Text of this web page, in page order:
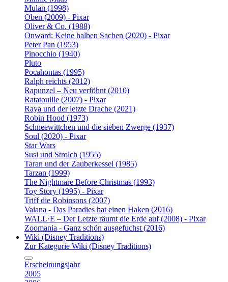
Mulan (1998)
Oben (2009) - Pixar
Oliver & Co. (1988)
Onward: Keine halben Sachen (2020) - Pixar
Peter Pan (1953)
Pinocchio (1940)
Pluto
Pocahontas (1995)
Ralph reichts (2012)
Rapunzel – Neu verföhnt (2010)
Ratatouille (2007) - Pixar
Raya und der letzte Drache (2021)
Robin Hood (1973)
Schneewittchen und die sieben Zwerge (1937)
Soul (2020) - Pixar
Star Wars
Susi und Strolch (1955)
Taran und der Zauberkessel (1985)
Tarzan (1999)
The Nightmare Before Christmas (1993)
Toy Story (1995) - Pixar
Triff die Robinsons (2007)
Vaiana - Das Paradies hat einen Haken (2016)
WALL·E – Der Letzte räumt die Erde auf (2008) - Pixar
Zoomania - Ganz schön ausgefuchst (2016)
Wiki (Disney Traditions)
Zur Kategorie Wiki (Disney Traditions)
Erscheinungsjahr
2005